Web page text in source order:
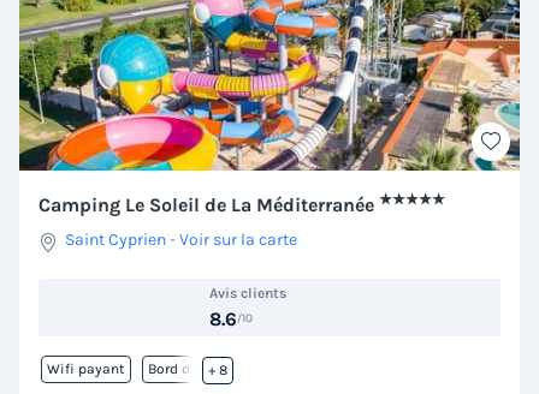
Camping Le Soleil de La Méditerranée ★★★★★
Saint Cyprien-Voir sur la carte
Avis clients
8.6/10
Wifi payant Bord de mer
+ 8